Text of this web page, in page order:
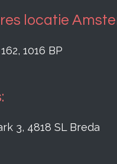
locatie
1016 BP
3, 4818 SL Breda